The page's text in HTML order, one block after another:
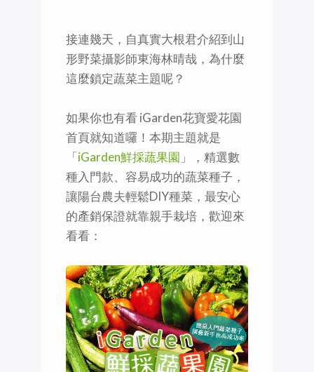
接連幾天，自真實大根君介紹到山
形野菜攝影師東海林晴哉，為什麼
這麼鎖定蔬菜主題呢？
如果你也有看 iGarden花寶愛花園
首頁就知道囉！本期主題就是
「iGarden鮮採蔬果園 」，精選數
種入門款、容易成功的蔬菜種子，
讓陽台農夫輕鬆DIY種菜，最安心
的產銷保證就靠親手栽培，歡迎來
看看：